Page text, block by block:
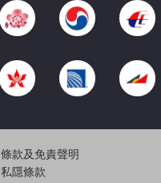
條款及免責聲明
私隱條款